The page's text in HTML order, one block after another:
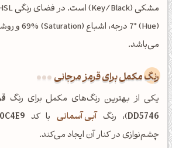
می‌باشد.
رنگ مکمل برای قرمز مرجانی
یکی از بهترین رنگ‌های مکمل برای رنگ
DD5746)، رنگ آبی آسمانی با کد
چشم‌نوازی در کنار آن ایجاد می‌کند.